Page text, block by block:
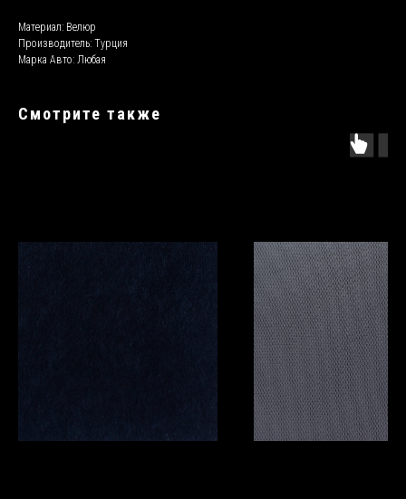
Материал: Велюр
Производитель: Турция
Марка Авто: Любая
Смотрите также